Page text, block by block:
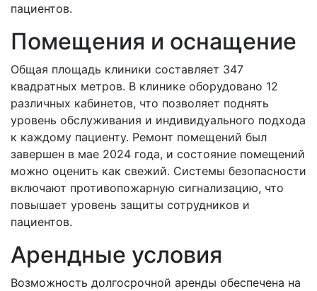
пациентов.
Помещения и оснащение
Общая площадь клиники составляет 347
квадратных метров. В клинике оборудовано 12
различных кабинетов, что позволяет поднять
уровень обслуживания и индивидуального подхода
к каждому пациенту. Ремонт помещений был
завершен в мае 2024 года, и состояние помещений
можно оценить как свежий. Системы безопасности
включают противопожарную сигнализацию, что
повышает уровень защиты сотрудников и
пациентов.
Арендные условия
Возможность долгосрочной аренды обеспечена на